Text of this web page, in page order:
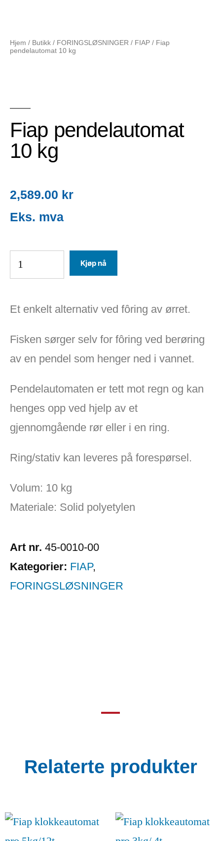
Hjem / Butikk / FORINGSLØSNINGER / FIAP / Fiap
pendelautomat 10 kg
Fiap pendelautomat
10 kg
2,589.00 kr
Kjøp nå
Et enkelt alternativ ved fôring av ørret.
Fisken sørger selv for fôring ved berøring
av en pendel som henger ned i vannet.
Pendelautomaten er tett mot regn og kan
henges opp ved hjelp av et
gjennomgående rør eller i en ring.
Ring/stativ kan leveres på forespørsel.
Volum: 10 kg
Materiale: Solid polyetylen
Art nr. 45-0010-00
Kategorier: FIAP,
FORINGSLØSNINGER
Relaterte produkter